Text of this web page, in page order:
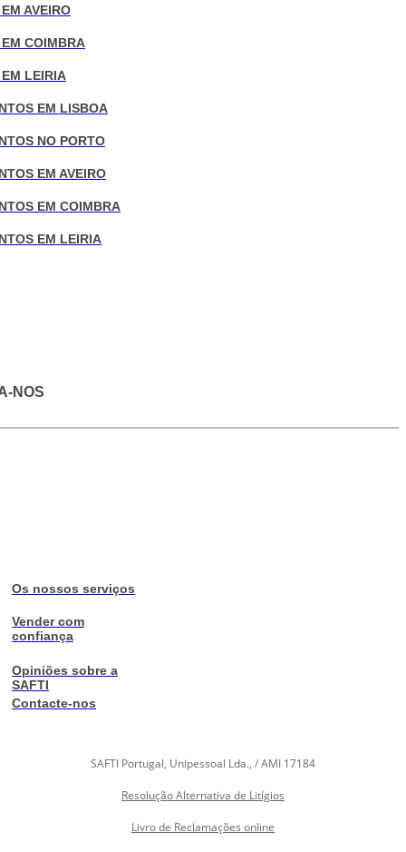
AVEIRO
COIMBRA
LEIRIA
EM LISBOA
NO PORTO
EM AVEIRO
EM COIMBRA
EM LEIRIA
NOS
Os nossos serviços
Vender com
confiança
Opiniões sobre a
SAFTI
Contacte-nos
SAFTI Portugal, Unipessoal Lda., / AMI 17184
Resolução Alternativa de Litígios
Livro de Reclamações online